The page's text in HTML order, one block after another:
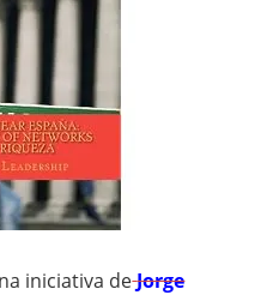
iniciativa deJorge